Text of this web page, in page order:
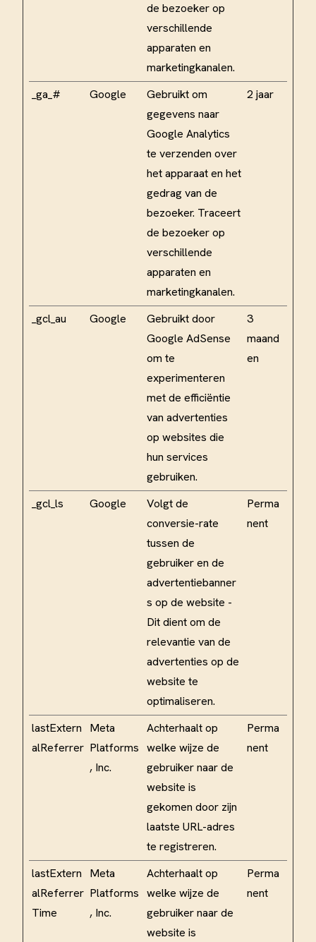
de bezoeker op
verschillende
apparaten en
marketingkanalen.
_ga_#
Google
Gebruikt om
gegevens naar
Google Analytics
te verzenden over
het apparaat en het
gedrag van de
bezoeker. Traceert
de bezoeker op
verschillende
apparaten en
marketingkanalen.
2 jaar
_gcl_au Google
Gebruikt door
Google AdSense
om te
experimenteren
met de efficiëntie
van advertenties
op websites die
hun services
gebruiken.
3
maand
en
_gcl_ls Google
Volgt de
conversie-rate
tussen de
gebruiker en de
advertentiebanner
s op de website -
Dit dient om de
relevantie van de
advertenties op de
website te
optimaliseren.
Perma
nent
lastExtern
alReferrer
Meta
Platforms
, Inc.
Achterhaalt op
welke wijze de
gebruiker naar de
website is
gekomen door zijn
laatste URL-adres
te registreren.
Perma
nent
lastExtern
alReferrer
Time
Meta
Platforms
, Inc.
Achterhaalt op
welke wijze de
gebruiker naar de
website is
Perma
nent